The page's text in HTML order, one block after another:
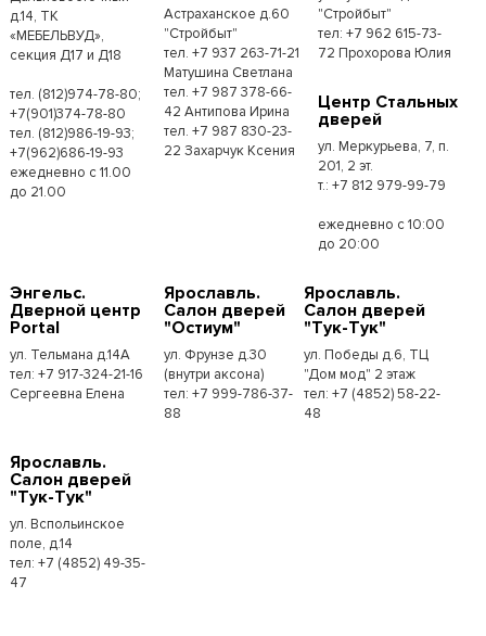
д.14, ТК
«МЕБЕЛЬВУД»,
секция Д17 и Д18
тел. (812)974-78-80;
+7(901)374-78-80
тел. (812)986-19-93;
+7(962)686-19-93
ежедневно с 11.00
до 21.00
Астраханское д.60
"Стройбыт"
тел. +7 937 263-71-21
Матушина Светлана
тел. +7 987 378-66-
42 Антипова Ирина
тел. +7 987 830-23-
22 Захарчук Ксения
"Стройбыт"
тел: +7 962 615-73-
72 Прохорова Юлия
Центр Стальных
дверей
ул. Меркурьева, 7, п.
201, 2 эт.
т.: +7 812 979-99-79
ежедневно с 10:00
до 20:00
Энгельс.
Дверной центр
Portal
ул. Тельмана д.14А
тел: +7 917-324-21-16
Сергеевна Елена
Ярославль.
Салон дверей
"Остиум"
ул. Фрунзе д.30
(внутри аксона)
тел: +7 999-786-37-
88
Ярославль.
Салон дверей
"Тук-Тук"
ул. Победы д.6, ТЦ
"Дом мод" 2 этаж
тел: +7 (4852) 58-22-
48
Ярославль.
Салон дверей
"Тук-Тук"
ул. Вспольинское
поле, д.14
тел: +7 (4852) 49-35-
47